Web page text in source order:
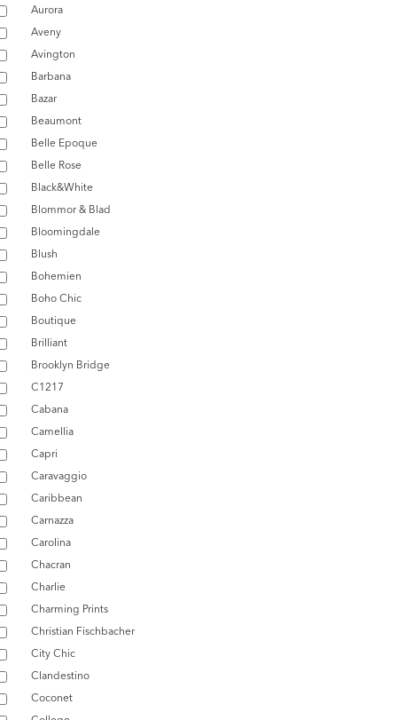
Aurora
Aveny
Avington
Barbana
Bazar
Beaumont
Belle Epoque
Belle Rose
Black&White
Blommor & Blad
Bloomingdale
Blush
Bohemien
Boho Chic
Boutique
Brilliant
Brooklyn Bridge
C1217
Cabana
Camellia
Capri
Caravaggio
Caribbean
Carnazza
Carolina
Chacran
Charlie
Charming Prints
Christian Fischbacher
City Chic
Clandestino
Coconet